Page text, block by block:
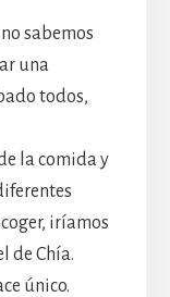
sabemos
una
todos,
la comida y
iríamos
de Chía.
único.